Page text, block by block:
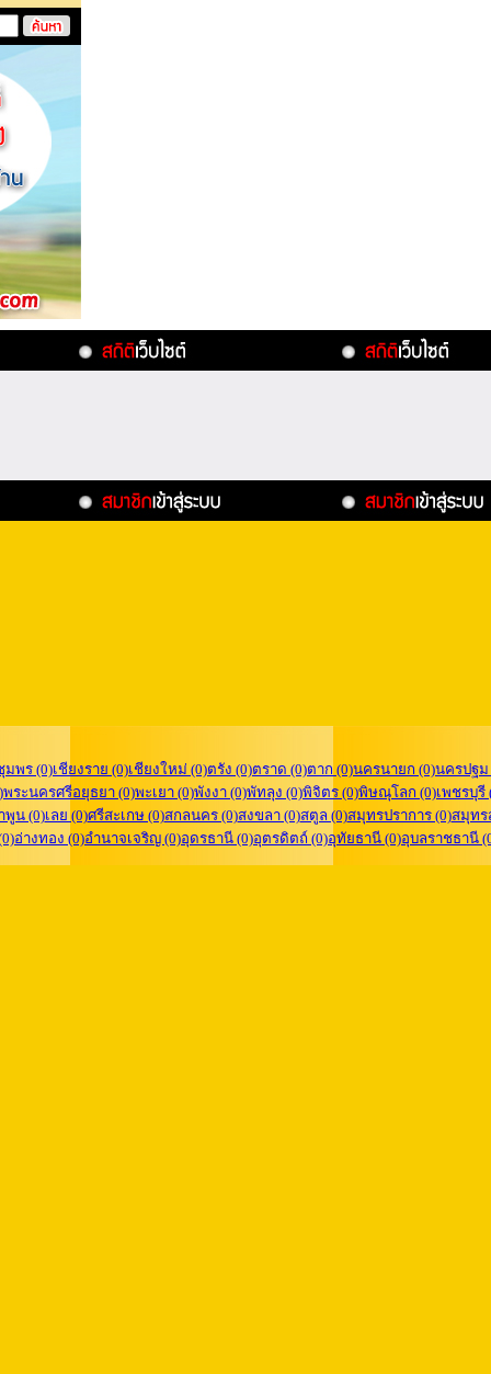
มพร (0)เชียงราย (0)เชียงใหม่ (0)ตรัง (0)ตราด (0)ตาก (0)นครนายก (0)นครปฐม
พระนครศรีอยุธยา (0)พะเยา (0)พังงา (0)พัทลุง (0)พิจิตร (0)พิษณุโลก (0)เพชรบุรี
พูน (0)เลย (0)ศรีสะเกษ (0)สกลนคร (0)สงขลา (0)สตูล (0)สมุทรปราการ (0)สมุทร
อ่างทอง (0)อำนาจเจริญ (0)อุดรธานี (0)อุตรดิตถ์ (0)อุทัยธานี (0)อุบลราชธานี